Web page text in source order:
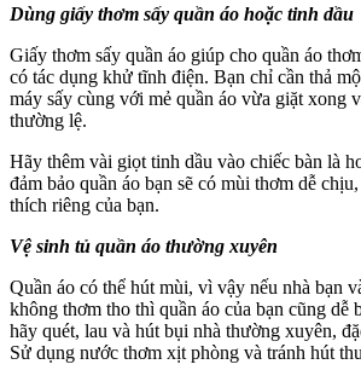
Dùng giấy thơm sấy quần áo hoặc tinh dầu
Giấy thơm sấy quần áo giúp cho quần áo
có tác dụng khử tĩnh điện. Bạn chỉ cần thả
máy sấy cùng với mẻ quần áo vừa giặt xong
thường lệ.
Hãy thêm vài giọt tinh dầu vào chiếc bàn là
đảm bảo quần áo bạn sẽ có mùi thơm dễ
thích riêng của bạn.
Vệ sinh tủ quần áo thường xuyên
Quần áo có thể hút mùi, vì vậy nếu nhà bạn
không thơm tho thì quần áo của bạn cũng dễ
hãy quét, lau và hút bụi nhà thường xuyên,
Sử dụng nước thơm xịt phòng và tránh hút